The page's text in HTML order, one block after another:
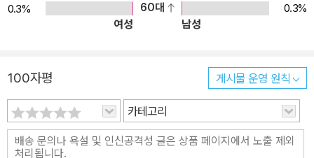
니라는 걸 알아 가는 과정을 보여 준다. 이처럼 가족이나 학교와 같이
아이들과 친숙한 환경을 배경으로 엉뚱하고 기발한 재치가 넘치는 이
기 작고 사랑스런 소녀 엠마는 밝고 씩씩하며 유연한 성격을 가진 아
이다. 각 권에서는 부모 혹은 할머니 곁에 있는 엠마의 모습, 또한 학
교와 친구들과의 관계 속에 있는 엠마의 모습을 바라본다. 그리고 그
상황과 관계 속에서 엠마의 마음과 생각을 잘 풀어냈다. 엠마는 즐거
운 일은 마음껏 즐기고, 어려움에 당면한 순간에도 자신만의 재치 있
0.3%
60대
0.3%
여성
남성
100자평 게시물 운영 원칙
카테고리